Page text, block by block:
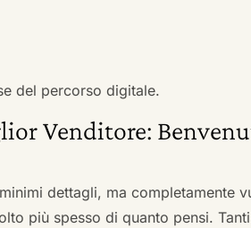
del percorso digitale.
Venditore:
dettagli, ma completamente
più spesso di quanto pensi.